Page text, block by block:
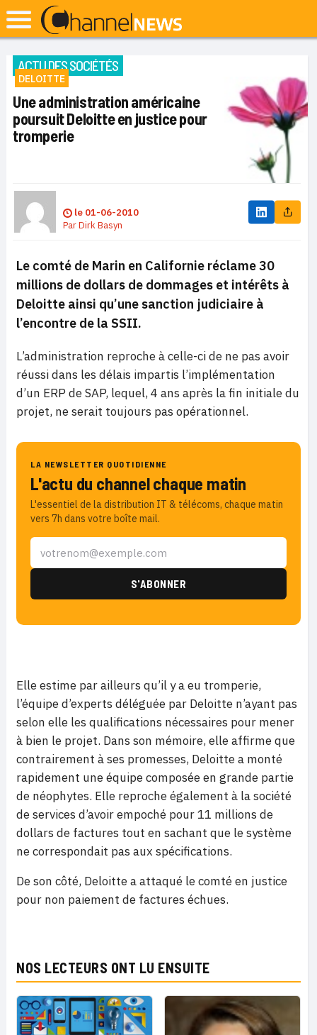
ACTU DES SOCIÉTÉS
DELOITTE
Une administration américaine
poursuit Deloitte en justice pour
tromperie
le 01-06-2010
ParDirk Basyn
Le comté de Marin en Californie réclame 30
millions de dollars de dommages et intérêts à
Deloitte ainsi qu’une sanction judiciaire à
l’encontre de la SSII.
L’administration reproche à celle-ci de ne pas avoir
réussi dans les délais impartis l’implémentation
d’un ERP de SAP, lequel, 4 ans après la fin initiale du
projet, ne serait toujours pas opérationnel.
LA NEWSLETTER QUOTIDIENNE
L'actu du channel chaque matin
L'essentiel de la distribution IT & télécoms, chaque matin
vers 7h dans votre boîte mail.
Elle estime par ailleurs qu’il y a eu tromperie,
l’équipe d’experts déléguée par Deloitte n’ayant pas
selon elle les qualifications nécessaires pour mener
à bien le projet. Dans son mémoire, elle affirme que
contrairement à ses promesses, Deloitte a monté
rapidement une équipe composée en grande partie
de néophytes. Elle reproche également à la société
de services d’avoir empoché pour 11 millions de
dollars de factures tout en sachant que le système
ne correspondait pas aux spécifications.
De son côté, Deloitte a attaqué le comté en justice
pour non paiement de factures échues.
NOS LECTEURS ONT LU ENSUITE